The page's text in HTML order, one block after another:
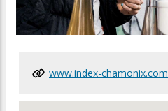
www.index-chamonix.com